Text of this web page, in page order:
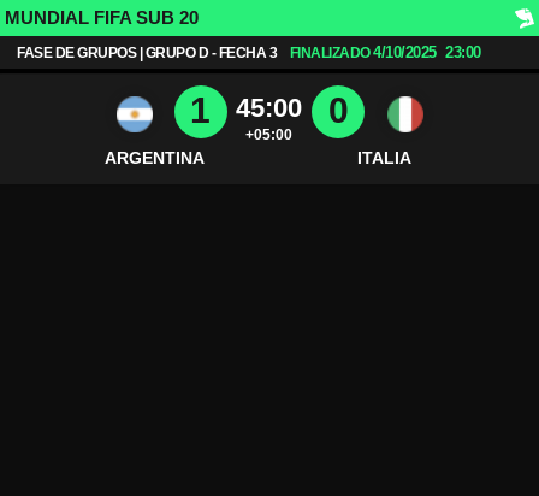
MUNDIAL FIFA SUB 20
FASE DE GRUPOS | GRUPO D - FECHA 3 FINALIZADO4/10/2025 23:00
ARGENTINA
1 45:00
+05:00
0
ITALIA